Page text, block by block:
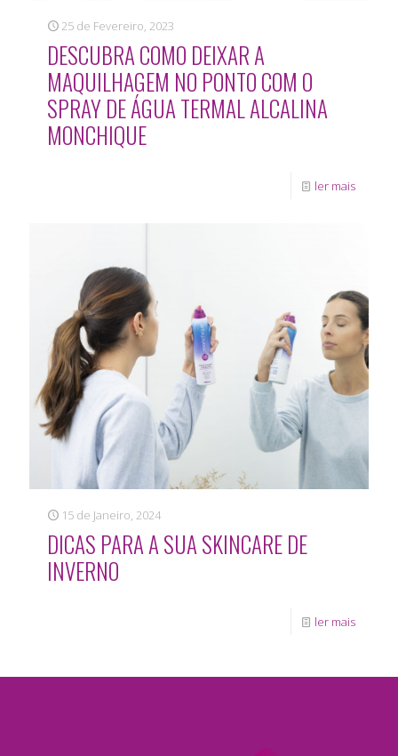
25 de Fevereiro, 2023
DESCUBRA COMO DEIXAR A
MAQUILHAGEM NO PONTO COM O
SPRAY DE ÁGUA TERMAL ALCALINA
MONCHIQUE
ler mais
15 de Janeiro, 2024
DICAS PARA A SUA SKINCARE DE
INVERNO
ler mais